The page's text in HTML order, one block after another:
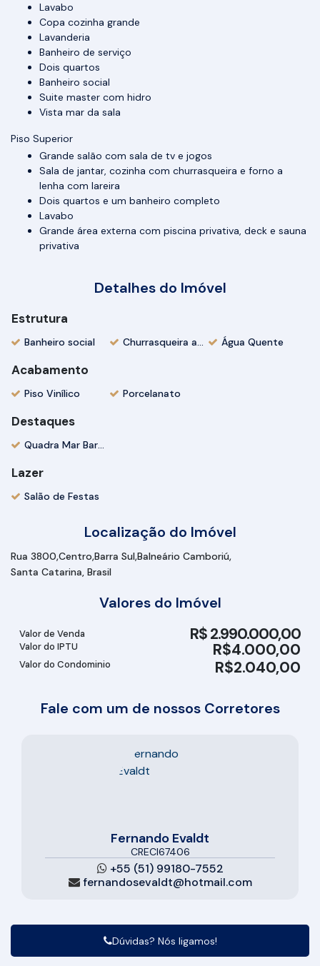
Lavabo
Copa cozinha grande
Lavanderia
Banheiro de serviço
Dois quartos
Banheiro social
Suite master com hidro
Vista mar da sala
Piso Superior
Grande salão com sala de tv e jogos
Sala de jantar, cozinha com churrasqueira e forno a
lenha com lareira
Dois quartos e um banheiro completo
Lavabo
Grande área externa com piscina privativa, deck e sauna
privativa
Detalhes do Imóvel
Estrutura
Banheiro social Churrasqueira a Carvão Água Quente
Acabamento
Piso Vinílico Porcelanato
Destaques
Quadra Mar Barra Sul
Lazer
Salão de Festas
Localização do Imóvel
Rua 3800 Centro Barra SulBalneário Camboriú
Santa Catarina, Brasil
Valores do Imóvel
R$2.990.000,00
Valor de Venda
Valor do IPTU
R$4.000,00
Valor do Condominio R$2.040,00
Fale com um de nossos Corretores
Fernando Evaldt
CRECI67406
+55 (51) 99180-7552
fernandosevaldt@hotmail.com
Dúvidas? Nós ligamos!